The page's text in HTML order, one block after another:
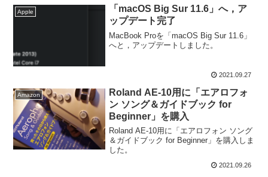
Apple
「macOS Big Sur 11.6」へ，ア
ップデート完了
MacBook Proを「macOS Big Sur 11.6」
へと，アップデートしました。
2021.09.27
Amazon
Roland AE-10用に「エアロフォ
ン ソング＆ガイドブック for
Beginner」を購入
Roland AE-10用に「エアロフォン ソング
＆ガイドブック for Beginner」を購入しま
した。
2021.09.26